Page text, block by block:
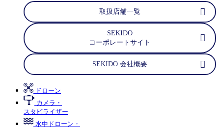
取扱店舗一覧
SEKIDO
コーポレートサイト
SEKIDO 会社概要
ドローン
カメラ・
スタビライザー
水中ドローン・